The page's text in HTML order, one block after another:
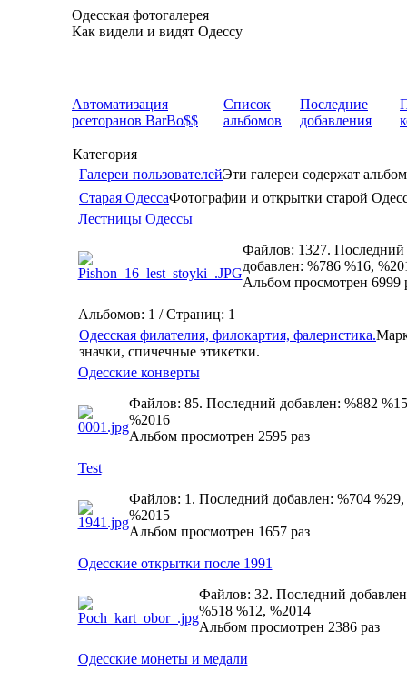
Одесская фотогалерея
Как видели и видят Одессу
Автоматизация
рсеторанов BarBo$$
Список
альбомов
Последние
добавления
Категория
Галереи пользователейЭти галереи содержат
Старая ОдессаФотографии и открытки старой
Лестницы Одессы
Файлов: 1327. Последний
добавлен: %786 %16,
Альбом просмотрен 6999
Альбомов: 1 / Страниц: 1
Одесская филателия, филокартия, фалеристика.
значки, спичечные этикетки.
Одесские конверты
Файлов: 85. Последний добавлен: %882
%2016
Альбом просмотрен 2595 раз
Test
Файлов: 1. Последний добавлен: %704 %29,
%2015
Альбом просмотрен 1657 раз
Одесские открытки после 1991
Файлов: 32. Последний
%518 %12, %2014
Альбом просмотрен 2386 раз
Одесские монеты и медали